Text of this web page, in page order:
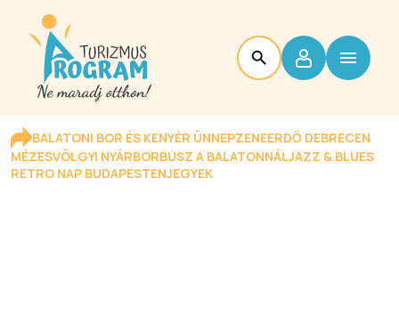
BALATONI BOR ÉS KENYÉR ÜNNEPZENEERDŐ DEBRECEN
MÉZESVÖLGYI NYÁRBORBUSZ A BALATONNÁLJAZZ & BLUES
RETRO NAP BUDAPESTENJEGYEK